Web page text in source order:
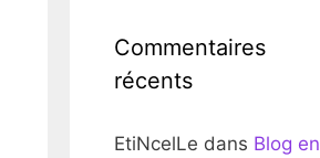
Commentaires
récents
EtiNcelLe dans Blog en